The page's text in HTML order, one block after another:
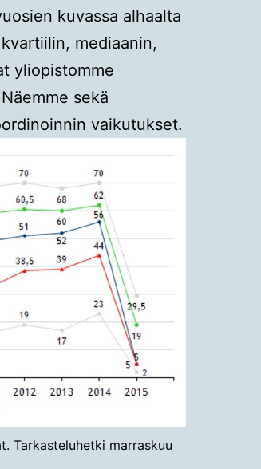
kuvassa alhaalta
mediaanin,
yliopistomme
sekä
vaikutukset.
Tarkasteluhetki marraskuu